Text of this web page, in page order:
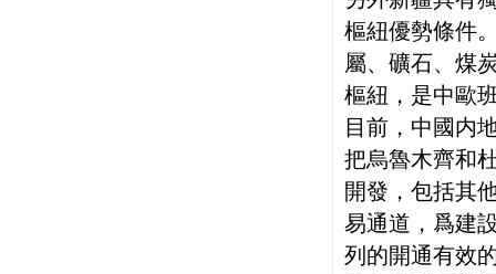
樞紐優勢條件
屬、礦石、煤
樞紐，是中歐
目前，中國内
把烏魯木齊和
開發，包括其
易通道，爲建
列的開通有效